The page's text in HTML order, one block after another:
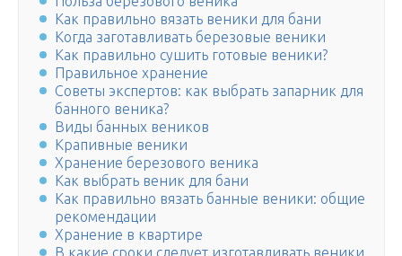
Как правильно вязать веники для бани
Когда заготавливать березовые веники
Как правильно сушить готовые веники?
Правильное хранение
Советы экспертов: как выбрать запарник для
банного веника?
Виды банных веников
Крапивные веники
Хранение березового веника
Как выбрать веник для бани
Как правильно вязать банные веники: общие
рекомендации
Хранение в квартире
В какие сроки следует изготавливать веники